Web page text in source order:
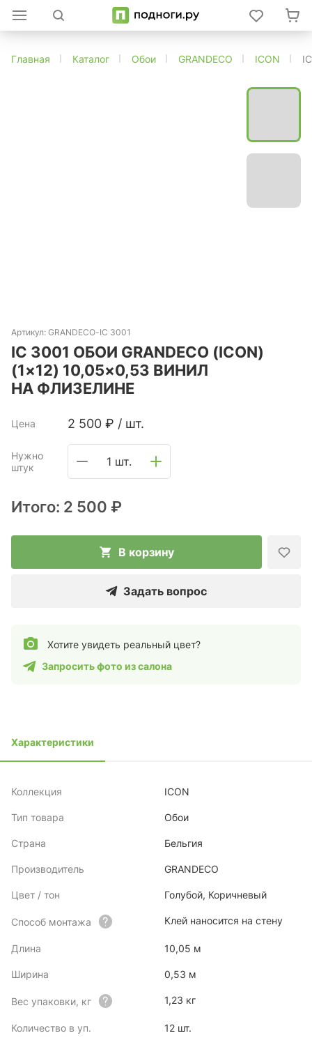
Главная Каталог Обои GRANDECO ICON
Артикул: GRANDECO-IC 3001
IC 3001 ОБОИ GRANDECO (ICON)
(1×12) 10,05×0,53 ВИНИЛ
НА ФЛИЗЕЛИНЕ
Цена 2 500 ₽ / шт.
Нужно
штук
1 шт.
Итого: 2 500 ₽
В корзину
Задать вопрос
Хотите увидеть реальный цвет?
Запросить фото из салона
Характеристики
Коллекция ICON
Тип товара Обои
Страна Бельгия
Производитель GRANDECO
Цвет / тон Голубой, Коричневый
Способ монтажа Клей наносится на стену
Длина 10,05 м
Ширина 0,53 м
Вес упаковки, кг 1,23 кг
Количество в уп. 12 шт.